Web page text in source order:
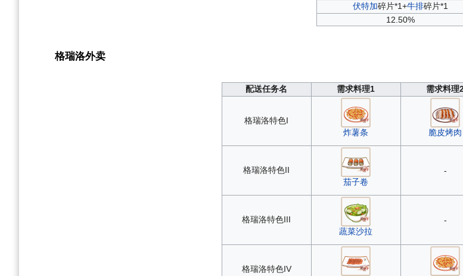
伏特加碎片*1+牛排碎片*1
12.50%
格瑞洛外卖
配送任务名 需求料理1 需求料理
格瑞洛特色I
炸薯条
脆皮烤肉
格瑞洛特色II
茄子卷
-
格瑞洛特色III
蔬菜沙拉
-
格瑞洛特色IV